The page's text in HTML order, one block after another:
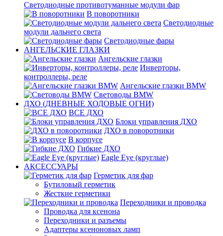
Светодиодные противотуманные модули фар
В поворотники
Светодиодные
модули дальнего света
Светодиодные фары
АНГЕЛЬСКИЕ ГЛАЗКИ
Ангельские глазки
Инверторы,
контроллеры, реле
Ангельские глазки BMW
Световоды BMW
ДХО (ДНЕВНЫЕ ХОДОВЫЕ ОГНИ)
ВСЕ ДХО
Блоки управления ДХО
ДХО в поворотники
В корпусе
Гибкие ДХО
Eagle Eye (круглые)
АКСЕССУАРЫ
Герметик для фар
Бутиловый герметик
Жесткие герметики
Переходники и проводка
Проводка для ксенона
Переходники и разъемы
Адаптеры ксеноновых ламп